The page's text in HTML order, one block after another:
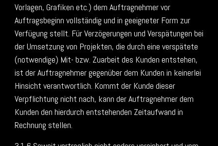
Vorlagen, Grafiken etc.) dem Auftragnehmer vor
Auftragsbeginn vollständig und in geeigneter Form zur
Verfügung stellt. Für Verzögerungen und Verspätungen bei
der Umsetzung von Projekten, die durch eine verspätete
(notwendige) Mit- bzw. Zuarbeit des Kunden entstehen,
ist der Auftragnehmer gegenüber dem Kunden in keinerlei
Hinsicht verantwortlich. Kommt der Kunde dieser
Verpflichtung nicht nach, kann der Auftragnehmer dem
Kunden den hierdurch entstehenden Zeitaufwand in
Rechnung stellen.